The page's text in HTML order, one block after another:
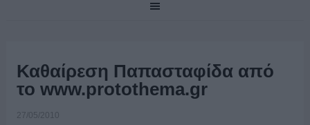
Καθαίρεση Παπασταφίδα από
το www.protothema.gr
27/05/2010